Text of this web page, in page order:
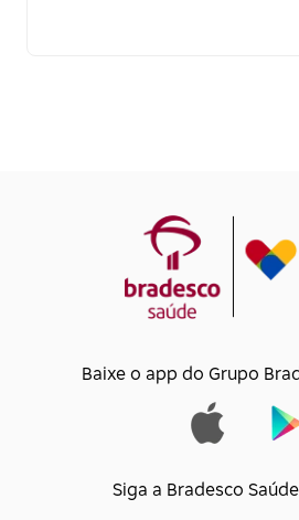
Baixe o app do Grupo
Siga a Bradesco